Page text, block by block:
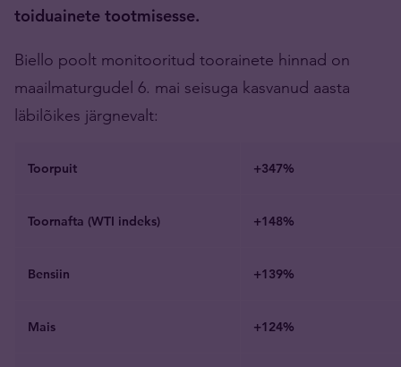
toiduainete tootmisesse.
Biello poolt monitooritud toorainete hinnad on
maailmaturgudel 6. mai seisuga kasvanud aasta
läbilõikes järgnevalt:
Toorpuit +347%
Toornafta (WTI indeks) +148%
Bensiin +139%
Mais +124%